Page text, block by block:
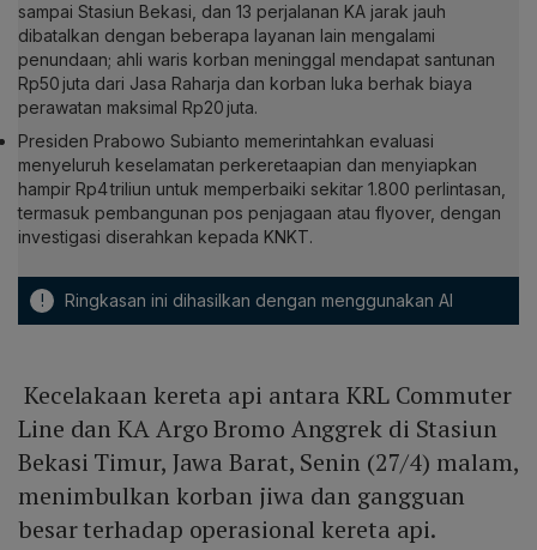
sampai Stasiun Bekasi, dan 13 perjalanan KA jarak jauh
dibatalkan dengan beberapa layanan lain mengalami
penundaan; ahli waris korban meninggal mendapat santunan
Rp50 juta dari Jasa Raharja dan korban luka berhak biaya
perawatan maksimal Rp20 juta.
Presiden Prabowo Subianto memerintahkan evaluasi
menyeluruh keselamatan perkeretaapian dan menyiapkan
hampir Rp4 triliun untuk memperbaiki sekitar 1.800 perlintasan,
termasuk pembangunan pos penjagaan atau flyover, dengan
investigasi diserahkan kepada KNKT.
! Ringkasan ini dihasilkan dengan menggunakan AI
Kecelakaan kereta api antara KRL Commuter
Line dan KA Argo Bromo Anggrek di Stasiun
Bekasi Timur, Jawa Barat, Senin (27/4) malam,
menimbulkan korban jiwa dan gangguan
besar terhadap operasional kereta api.